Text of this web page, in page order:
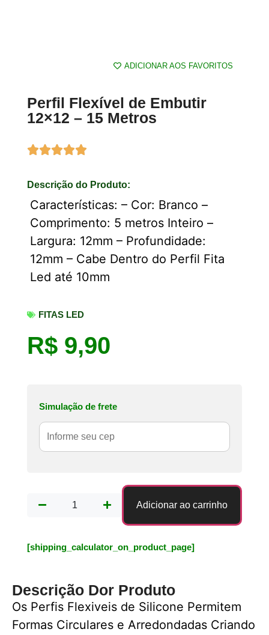
ADICIONAR AOS FAVORITOS
Perfil Flexível de Embutir
12×12 – 15 Metros
Descrição do Produto:
Características: – Cor: Branco –
Comprimento: 5 metros Inteiro –
Largura: 12mm – Profundidade:
12mm – Cabe Dentro do Perfil Fita
Led até 10mm
FITAS LED
R$ 9,90
Simulação de frete
Adicionar ao carrinho
[shipping_calculator_on_product_page]
Descrição Dor Produto
Os Perfis Flexiveis de Silicone Permitem
Formas Circulares e Arredondadas Criando